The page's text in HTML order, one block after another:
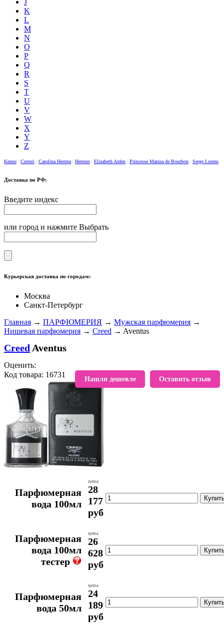
J
K
L
M
N
O
P
Q
R
S
T
U
V
W
X
Y
Z
Kenzo Cerruti Carolina Herrera Hermes Elizabeth Arden Princesse Marina de Bourbon Serge Lutens
Доставка по РФ:
Введите индекс
или город и нажмите Выбрать
Курьерская доставка по городам:
Москва
Санкт-Петербург
Главная → ПАРФЮМЕРИЯ → Мужская парфюмерия →
Нишевая парфюмерия → Creed → Aventus
Creed Aventus
Оставить отзыв
Нашли дешевле
Оценить:
Код товара: 16731
В избранное
Парфюмерная
вода 100мл
цена
28
177
руб
Парфюмерная
вода 100мл
тестер
цена
26
628
руб
Парфюмерная
вода 50мл
цена
24
189
руб